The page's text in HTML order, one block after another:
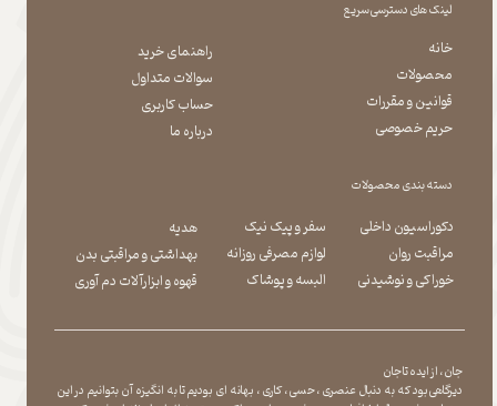
لینک های دسترسی سریع
دسته بندی محصولات
خانه
محصولات
قوانین و مقررات
حریم خصوصی
راهنمای خرید
سوالات متداول
حساب کاربری
درباره ما
دکوراسیون داخلی
مراقبت روان
​​​​​​​خوراکی و نوشیدنی
سفر و پیک نیک
لوازم مصرفی روزانه
​​​​​​​البسه و پوشاک
هدیه
بهداشتی و مراقبتی بدن
​​​​​​​قهوه و ابزارآلات دم آوری
جان ، از ایده تا جان
دیرگاهی بود که به دنبال عنصری ، حسی ، کاری ، بهانه ای بودیم تا به انگیزه آن بتوانیم در این